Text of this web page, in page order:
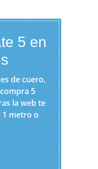
5 en
de cuero,
5
la web te
1 metro o